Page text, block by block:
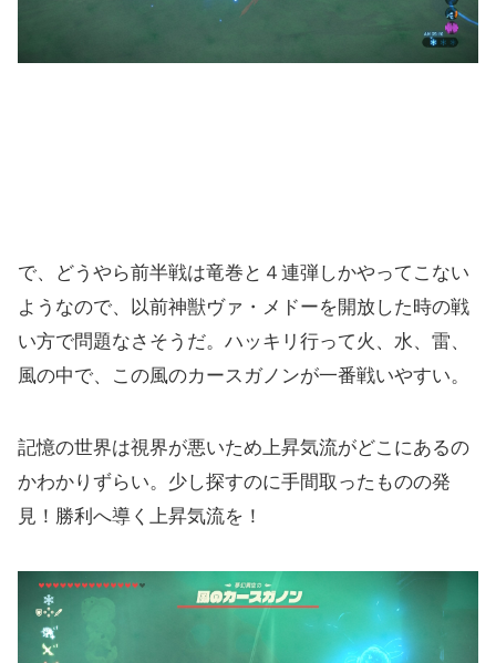
で、どうやら前半戦は竜巻と４連弾しかやってこない
ようなので、以前神獣ヴァ・メドーを開放した時の戦
い方で問題なさそうだ。ハッキリ行って火、水、雷、
風の中で、この風のカースガノンが一番戦いやすい。
記憶の世界は視界が悪いため上昇気流がどこにあるの
かわかりずらい。少し探すのに手間取ったものの発
見！勝利へ導く上昇気流を！